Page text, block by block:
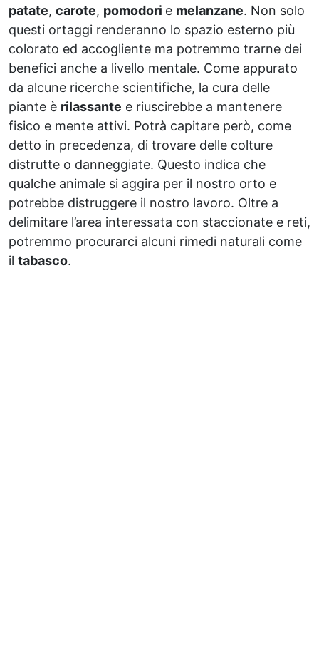
patate, carote, pomodori e melanzane. Non solo
questi ortaggi renderanno lo spazio esterno più
colorato ed accogliente ma potremmo trarne dei
benefici anche a livello mentale. Come appurato
da alcune ricerche scientifiche, la cura delle
piante è rilassante e riuscirebbe a mantenere
fisico e mente attivi. Potrà capitare però, come
detto in precedenza, di trovare delle colture
distrutte o danneggiate. Questo indica che
qualche animale si aggira per il nostro orto e
potrebbe distruggere il nostro lavoro. Oltre a
delimitare l’area interessata con staccionate e reti,
potremmo procurarci alcuni rimedi naturali come
il tabasco.